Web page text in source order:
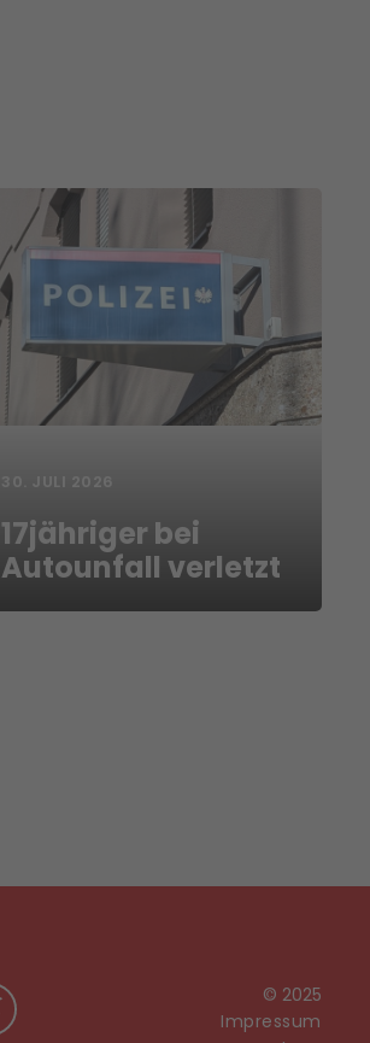
17jähriger bei
Autounfall verletzt
© 2025
Impressum